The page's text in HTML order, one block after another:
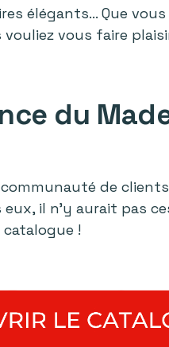
élégants... Que
vous faire
du
de
eux, il n’y aurait pas
!